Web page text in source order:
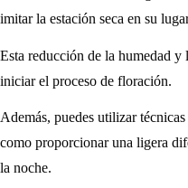
imitar la estación seca en su
Esta reducción de la humedad y
iniciar el proceso de floración.
Además, puedes utilizar
como proporcionar una ligera
la noche.